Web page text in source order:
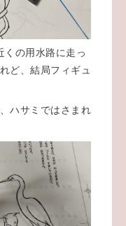
くの用水路に走っ
ど、結局フィギュ
ハサミではさまれ